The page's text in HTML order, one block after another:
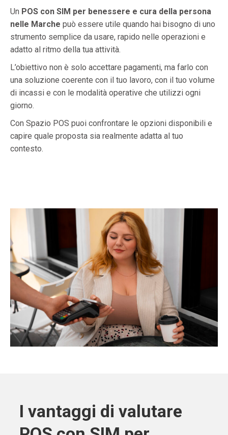
Un POS con SIM per benessere e cura della persona
nelle Marche può essere utile quando hai bisogno di uno
strumento semplice da usare, rapido nelle operazioni e
adatto al ritmo della tua attività.
L’obiettivo non è solo accettare pagamenti, ma farlo con
una soluzione coerente con il tuo lavoro, con il tuo volume
di incassi e con le modalità operative che utilizzi ogni
giorno.
Con Spazio POS puoi confrontare le opzioni disponibili e
capire quale proposta sia realmente adatta al tuo
contesto.
I vantaggi di valutare